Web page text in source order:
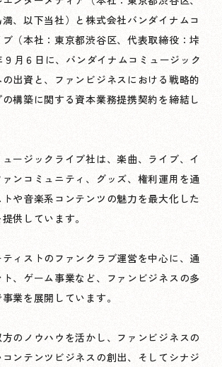
、以下当社）と株式会社バンダイナムコ
（本社：東京都渋谷区、代表取締役：垰
月６日に、バンダイナムコミュージック
出資と、ファンビジネスにおける戦略的
構築に関する資本業務提携契約を締結し
ージックライブ社は、楽曲、ライブ、イ
ンコミュニティ、グッズ、権利運用を通
や音楽系コンテンツの魅力を最大化した
供しています。
ィストのファンクラブ運営を中心に、通
、ゲーム事業など、ファンビジネスの多
業を展開しています。
のノウハウを活かし、ファンビジネスの
ンテンツビジネスの創出、そしてシナジ